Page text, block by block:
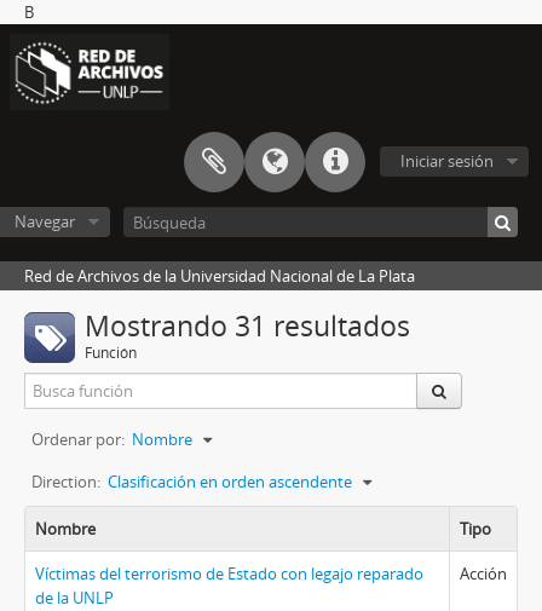
B
Iniciar sesión
Navegar
Red de Archivos de la Universidad Nacional de La Plata
Mostrando 31 resultados
Función
Ordenar por: Nombre
Direction: Clasificación en orden ascendente
Nombre Tipo
Víctimas del terrorismo de Estado con legajo reparado
de la UNLP
Acción